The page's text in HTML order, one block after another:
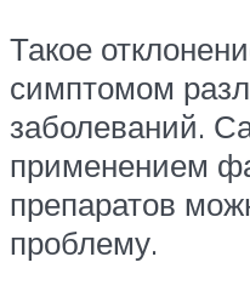
Такое
симптомом
заболеваний.
применением
препаратов
проблему.